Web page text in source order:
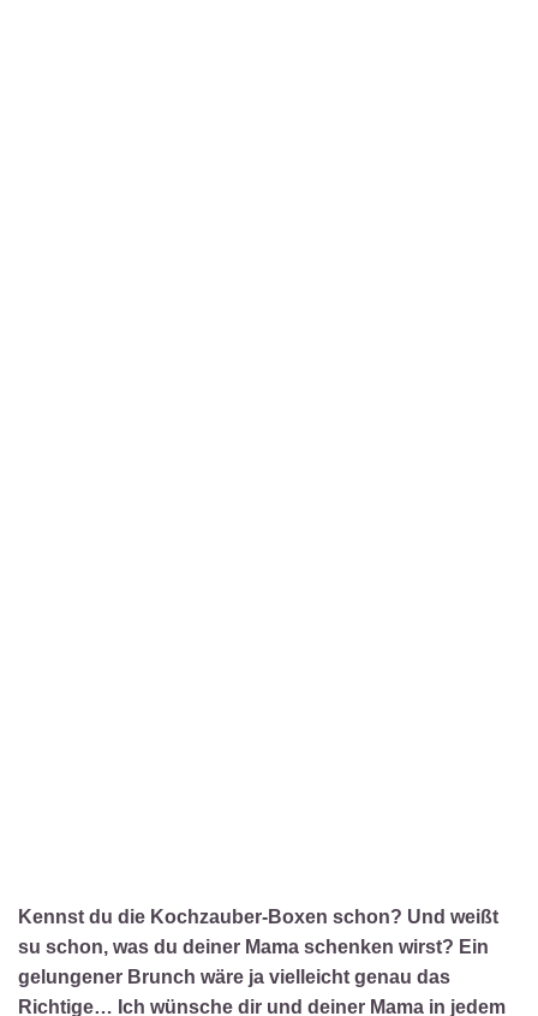
Kennst du die Kochzauber-Boxen schon? Und weißt
su schon, was du deiner Mama schenken wirst? Ein
gelungener Brunch wäre ja vielleicht genau das
Richtige… Ich wünsche dir und deiner Mama in jedem